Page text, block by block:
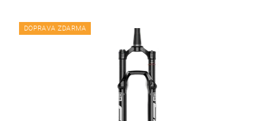
DOPRAVA ZDARMA